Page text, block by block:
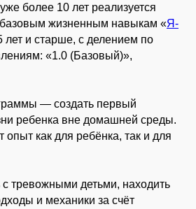
более 10 лет реализуется
жизненным навыкам «Я-
лет и старше, с делением по
«1.0 (Базовый)»,
— создать первый
ребенка вне домашней среды.
опыт как для ребёнка, так и для
тревожными детьми, находить
и механики за счёт